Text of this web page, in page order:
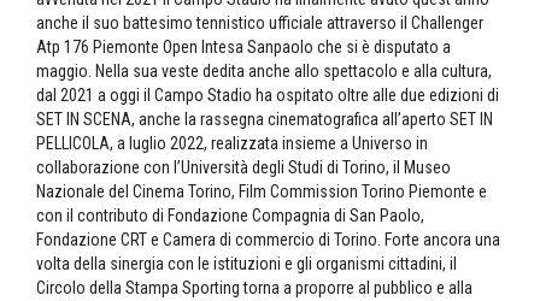
anche il suo battesimo tennistico ufficiale attraverso il Challenger
Atp 176 Piemonte Open Intesa Sanpaolo che si è disputato a
maggio. Nella sua veste dedita anche allo spettacolo e alla cultura,
dal 2021 a oggi il Campo Stadio ha ospitato oltre alle due edizioni di
SET IN SCENA, anche la rassegna cinematografica all’aperto SET IN
PELLICOLA, a luglio 2022, realizzata insieme a Universo in
collaborazione con l’Università degli Studi di Torino, il Museo
Nazionale del Cinema Torino, Film Commission Torino Piemonte e
con il contributo di Fondazione Compagnia di San Paolo,
Fondazione CRT e Camera di commercio di Torino. Forte ancora una
volta della sinergia con le istituzioni e gli organismi cittadini, il
Circolo della Stampa Sporting torna a proporre al pubblico e alla